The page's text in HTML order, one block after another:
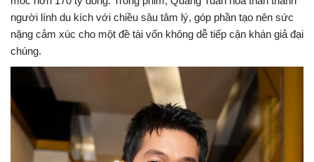
người lính du kích với chiều sâu tâm lý, góp phần tạo nên sức
nặng cảm xúc cho một đề tài vốn không dễ tiếp cận khán giả đại
chúng.